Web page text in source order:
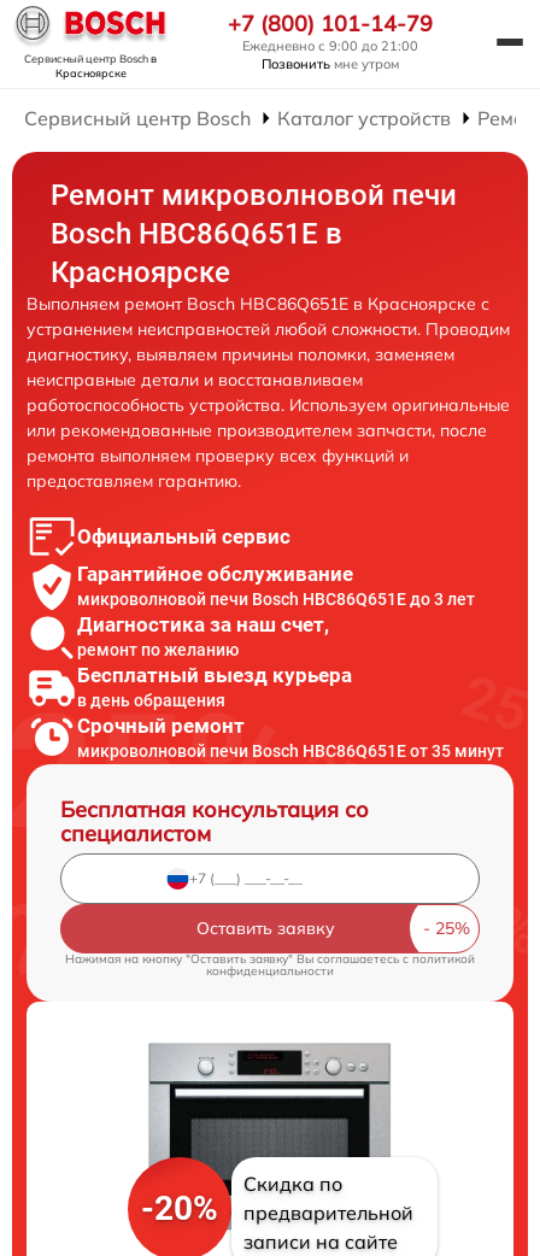
Сервисный центр Boschв
Красноярске
+7 (800) 101-14-79
Ежедневно с 9:00 до 21:00
Позвонить мне утром
Сервисный центр Bosch Каталог устройств
Ремонт микроволновой печи
Bosch HBC86Q651E в
Красноярске
Выполняем ремонт Bosch HBC86Q651E в Красноярске с
устранением неисправностей любой сложности. Проводим
диагностику, выявляем причины поломки, заменяем
неисправные детали и восстанавливаем
работоспособность устройства. Используем оригинальные
или рекомендованные производителем запчасти, после
ремонта выполняем проверку всех функций и
предоставляем гарантию.
Официальный сервис
Гарантийное обслуживание
микроволновой печи Bosch HBC86Q651E до 3 лет
Диагностика за наш счет,
ремонт по желанию
Бесплатный выезд курьера
в день обращения
Срочный ремонт
микроволновой печи Bosch HBC86Q651E от 35 минут
Бесплатная консультация со
специалистом
Оставить заявку
Нажимая на кнопку "Оставить заявку" Вы соглашаетесь cполитикой
конфиденциальности
-20%
Скидка по
предварительной
записи на сайте